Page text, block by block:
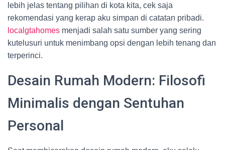
lebih jelas tentang pilihan di kota kita, cek saja
rekomendasi yang kerap aku simpan di catatan pribadi.
localgtahomes menjadi salah satu sumber yang sering
kutelusuri untuk menimbang opsi dengan lebih tenang dan
terperinci.
Desain Rumah Modern: Filosofi
Minimalis dengan Sentuhan
Personal